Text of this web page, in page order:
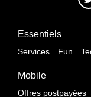
Essentiels
Services Fun
Mobile
Offres postpayées